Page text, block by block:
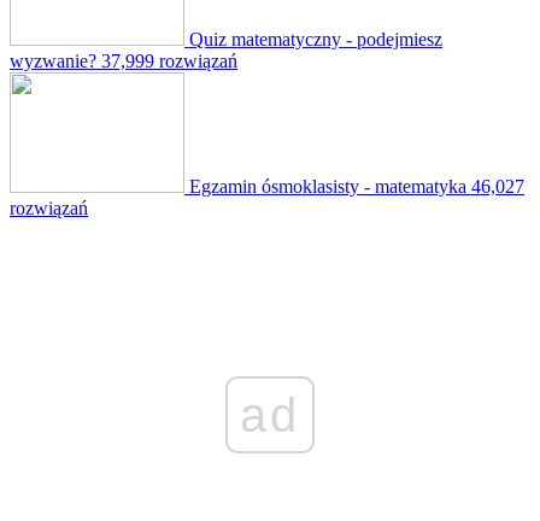
Quiz matematyczny - podejmiesz
wyzwanie? 37,999 rozwiązań
Egzamin ósmoklasisty - matematyka 46,027
rozwiązań
ad